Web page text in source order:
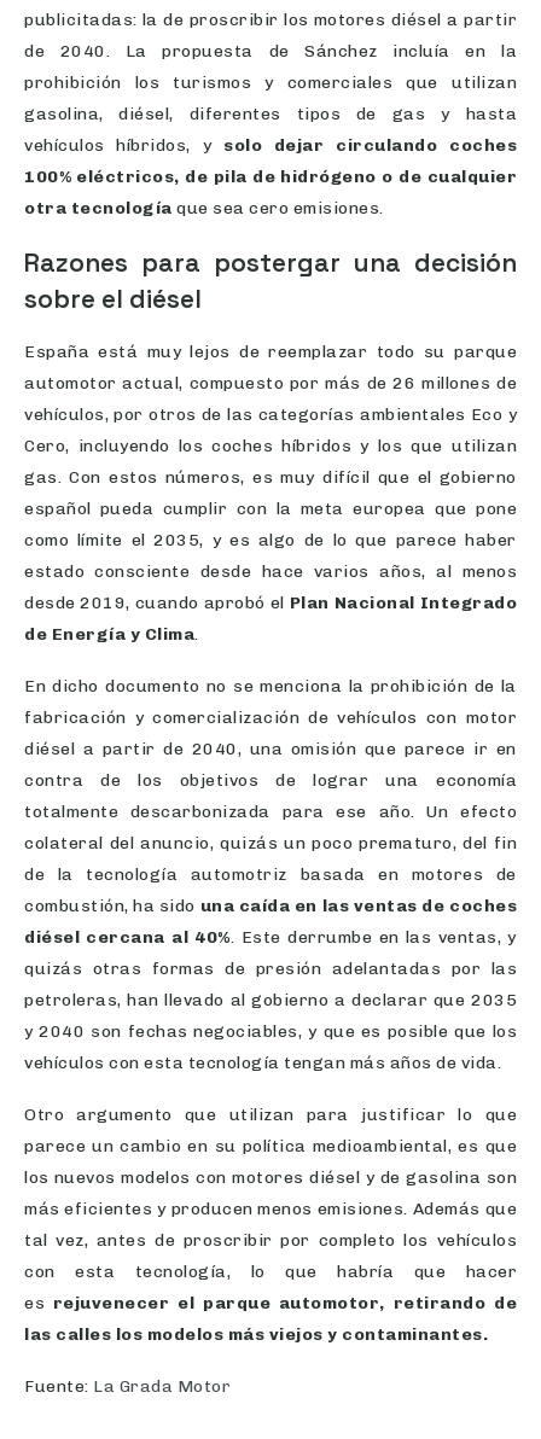
publicitadas: la de proscribir los motores diésel a partir
de 2040. La propuesta de Sánchez incluía en la
prohibición los turismos y comerciales que utilizan
gasolina, diésel, diferentes tipos de gas y hasta
vehículos híbridos, y solo dejar circulando coches
100% eléctricos, de pila de hidrógeno o de cualquier
otra tecnología que sea cero emisiones.
Razones para postergar una decisión
sobre el diésel
España está muy lejos de reemplazar todo su parque
automotor actual, compuesto por más de 26 millones de
vehículos, por otros de las categorías ambientales Eco y
Cero, incluyendo los coches híbridos y los que utilizan
gas. Con estos números, es muy difícil que el gobierno
español pueda cumplir con la meta europea que pone
como límite el 2035, y es algo de lo que parece haber
estado consciente desde hace varios años, al menos
desde 2019, cuando aprobó el Plan Nacional Integrado
de Energía y Clima.
En dicho documento no se menciona la prohibición de la
fabricación y comercialización de vehículos con motor
diésel a partir de 2040, una omisión que parece ir en
contra de los objetivos de lograr una economía
totalmente descarbonizada para ese año. Un efecto
colateral del anuncio, quizás un poco prematuro, del fin
de la tecnología automotriz basada en motores de
combustión, ha sido una caída en las ventas de coches
diésel cercana al 40%. Este derrumbe en las ventas, y
quizás otras formas de presión adelantadas por las
petroleras, han llevado al gobierno a declarar que 2035
y 2040 son fechas negociables, y que es posible que los
vehículos con esta tecnología tengan más años de vida.
Otro argumento que utilizan para justificar lo que
parece un cambio en su política medioambiental, es que
los nuevos modelos con motores diésel y de gasolina son
más eficientes y producen menos emisiones. Además que
tal vez, antes de proscribir por completo los vehículos
con esta tecnología, lo que habría que hacer
es rejuvenecer el parque automotor, retirando de
las calles los modelos más viejos y contaminantes.
Fuente: La Grada Motor